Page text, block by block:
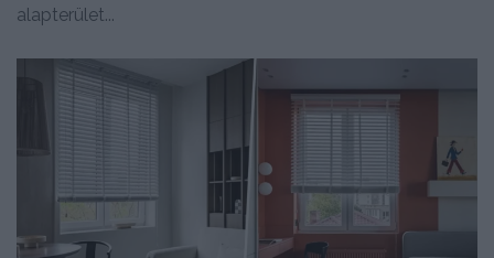
alapterület...